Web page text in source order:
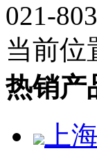
021-
当前位
热销产
上